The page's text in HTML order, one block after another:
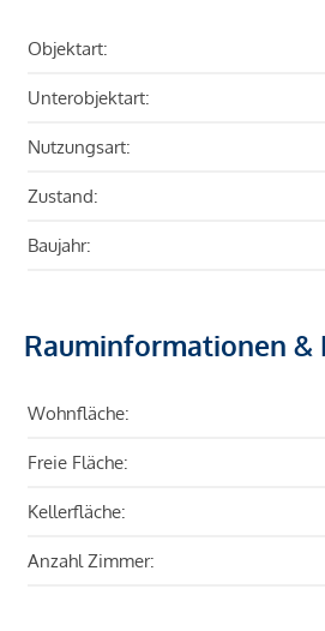
Objektart:
Unterobjektart:
Nutzungsart:
Zustand:
Baujahr:
Rauminformationen &
Wohnfläche:
Freie Fläche:
Kellerfläche:
Anzahl Zimmer: